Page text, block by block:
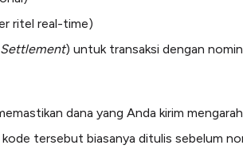
ritel real-time)
Settlement) untuk transaksi dengan
dana yang Anda kirim
kode tersebut biasanya ditulis sebelum